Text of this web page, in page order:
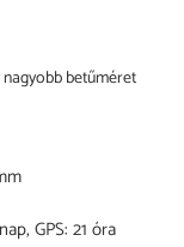
betűméret
GPS: 21 óra